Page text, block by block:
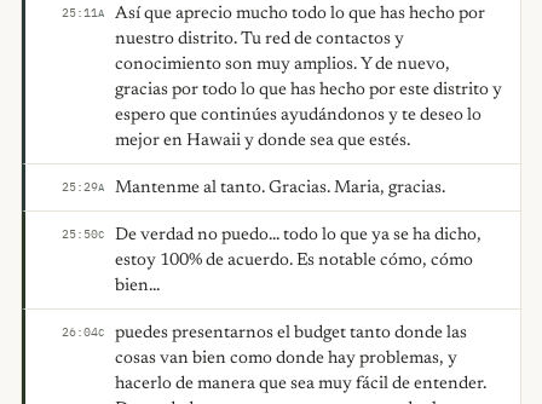
25:11A
Así que aprecio mucho todo lo que has hecho por
nuestro distrito. Tu red de contactos y
conocimiento son muy amplios. Y de nuevo,
gracias por todo lo que has hecho por este distrito y
espero que continúes ayudándonos y te deseo lo
mejor en Hawaii y donde sea que estés.
25:29A Mantenme al tanto. Gracias. Maria, gracias.
25:50C
De verdad no puedo... todo lo que ya se ha dicho,
estoy 100% de acuerdo. Es notable cómo, cómo
bien...
26:04C
puedes presentarnos el budget tanto donde las
cosas van bien como donde hay problemas, y
hacerlo de manera que sea muy fácil de entender.